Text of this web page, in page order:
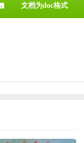
文档为doc格式